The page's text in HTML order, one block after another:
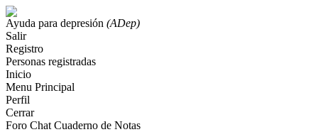
Ayuda para depresión (ADep)
Salir
Registro
Personas registradas
Inicio
Menu Principal
Perfil
Cerrar
Foro Chat Cuaderno de Notas